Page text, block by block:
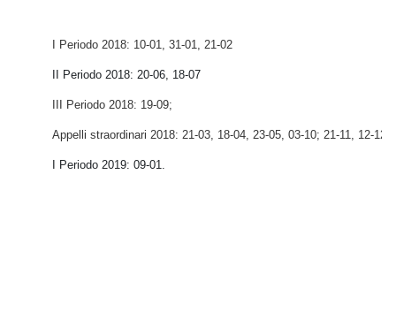
I Periodo 2018: 10-01, 31-01, 21-02
II Periodo 2018: 20-06, 18-07
III Periodo 2018: 19-09;
Appelli straordinari 2018: 21-03, 18-04, 23-05, 03-10; 21-11, 12-12.
I Periodo 2019: 09-01.